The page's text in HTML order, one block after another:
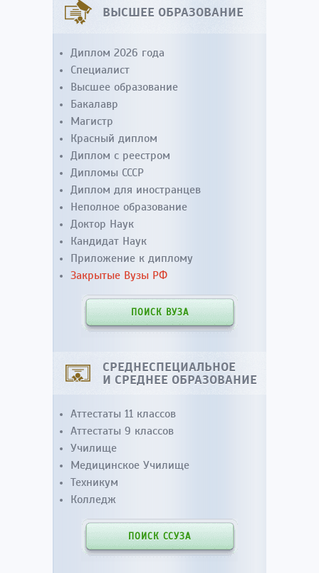
ВЫСШЕЕ ОБРАЗОВАНИЕ
Диплом 2026 года
Специалист
Высшее образование
Бакалавр
Магистр
Красный диплом
Диплом с реестром
Дипломы СССР
Диплом для иностранцев
Неполное образование
Доктор Наук
Кандидат Наук
Приложение к диплому
Закрытые Вузы РФ
ПОИСК ВУЗА
СРЕДНЕСПЕЦИАЛЬНОЕ
И СРЕДНЕЕ ОБРАЗОВАНИЕ
Аттестаты 11 классов
Аттестаты 9 классов
Училище
Медицинское Училище
Техникум
Колледж
ПОИСК ССУЗА